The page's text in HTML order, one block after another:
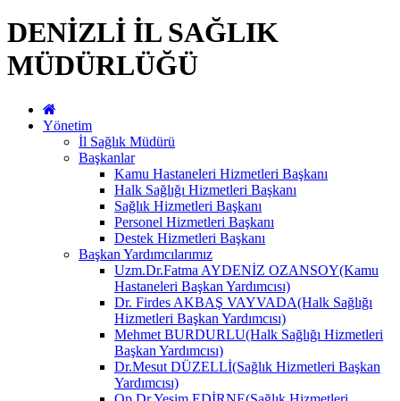
DENİZLİ İL SAĞLIK
MÜDÜRLÜĞÜ
Yönetim
İl Sağlık Müdürü
Başkanlar
Kamu Hastaneleri Hizmetleri Başkanı
Halk Sağlığı Hizmetleri Başkanı
Sağlık Hizmetleri Başkanı
Personel Hizmetleri Başkanı
Destek Hizmetleri Başkanı
Başkan Yardımcılarımız
Uzm.Dr.Fatma AYDENİZ OZANSOY(Kamu
Hastaneleri Başkan Yardımcısı)
Dr. Firdes AKBAŞ VAYVADA(Halk Sağlığı
Hizmetleri Başkan Yardımcısı)
Mehmet BURDURLU(Halk Sağlığı Hizmetleri
Başkan Yardımcısı)
Dr.Mesut DÜZELLİ(Sağlık Hizmetleri Başkan
Yardımcısı)